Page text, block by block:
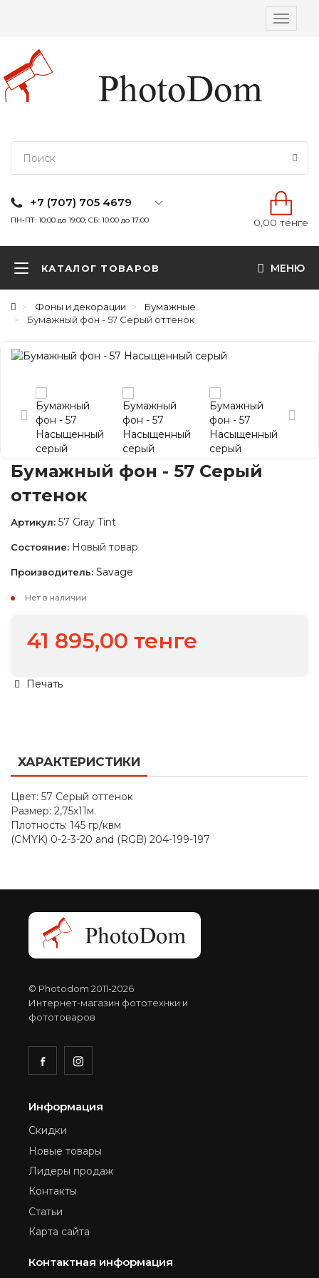
Вкл/
+7 (707) 705 4679
ПН-ПТ: 10:00 до 19:00; СБ: 10:00 до 17:00 0,00 тенге
КАТАЛОГ ТОВАРОВ МЕНЮ
Фоны и декорации
Бумажные
Бумажный фон - 57 Cерый оттенок
Бумажный фон - 57 Cерый
оттенок
Артикул: 57 Gray Tint
Состояние: Новый товар
Производитель: Savage
Нет в наличии
41 895,00 тенге
Печать
ХАРАКТЕРИСТИКИ
Цвет: 57 Серый оттенок
Размер: 2,75х11м.
Плотность: 145 гр/квм
(CMYK) 0-2-3-20 and (RGB) 204-199-197
© Photodom 2011-2026
Интернет-магазин фототехнки и
фототоваров
Информация
Скидки
Новые товары
Лидеры продаж
Контакты
Статьи
Карта сайта
Контактная информация